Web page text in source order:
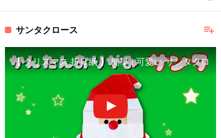
playlist_add
サンタクロース
【 クリスマス 折り紙 】 簡単 ! 可愛い サンタクロ